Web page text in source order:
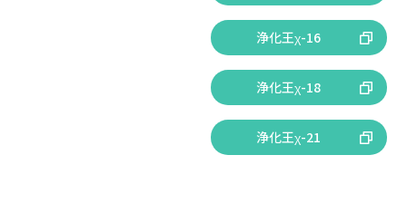
浄化王χ-16
浄化王χ-18
浄化王χ-21